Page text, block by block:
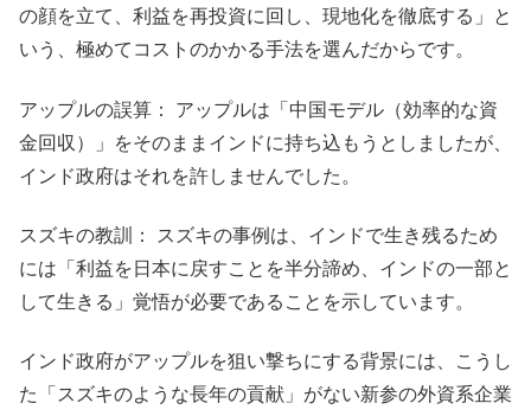
の顔を立て、利益を再投資に回し、現地化を徹底する」と
いう、極めてコストのかかる手法を選んだからです。
アップルの誤算： アップルは「中国モデル（効率的な資
金回収）」をそのままインドに持ち込もうとしましたが、
インド政府はそれを許しませんでした。
スズキの教訓： スズキの事例は、インドで生き残るため
には「利益を日本に戻すことを半分諦め、インドの一部と
して生きる」覚悟が必要であることを示しています。
インド政府がアップルを狙い撃ちにする背景には、こうし
た「スズキのような長年の貢献」がない新参の外資系企業